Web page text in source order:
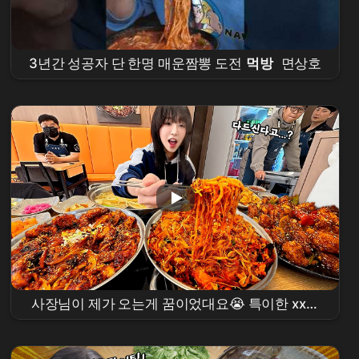
3년간 성공자 단 한명 매운짬뽕 도전 먹방 면상호
사장님이 제가 오는게 꿈이었대요😭 특이한 xx로
만든 불고기 튀김 볶음 먹방 ?